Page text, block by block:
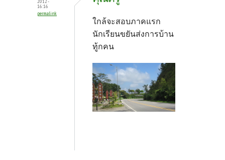
k
2012 -
16:16
permalink
ใกล้จะสอบภาคแรก
นักเรียนขยันส่งการบ้าน
ทู้กคน